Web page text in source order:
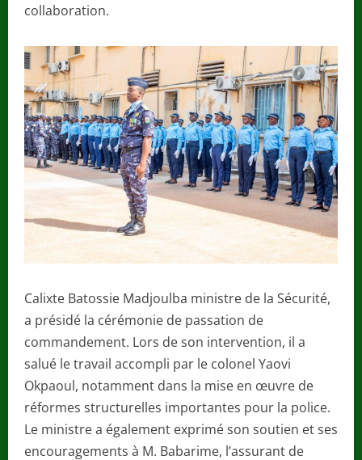
collaboration.
Calixte Batossie Madjoulba ministre de la Sécurité,
a présidé la cérémonie de passation de
commandement. Lors de son intervention, il a
salué le travail accompli par le colonel Yaovi
Okpaoul, notamment dans la mise en œuvre de
réformes structurelles importantes pour la police.
Le ministre a également exprimé son soutien et ses
encouragements à M. Babarime, l’assurant de